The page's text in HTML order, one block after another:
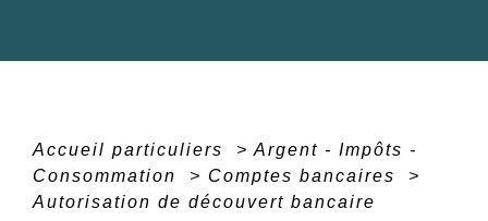
Accueil particuliers > Argent - Impôts -
Consommation
> Comptes bancaires
>
Autorisation de découvert bancaire